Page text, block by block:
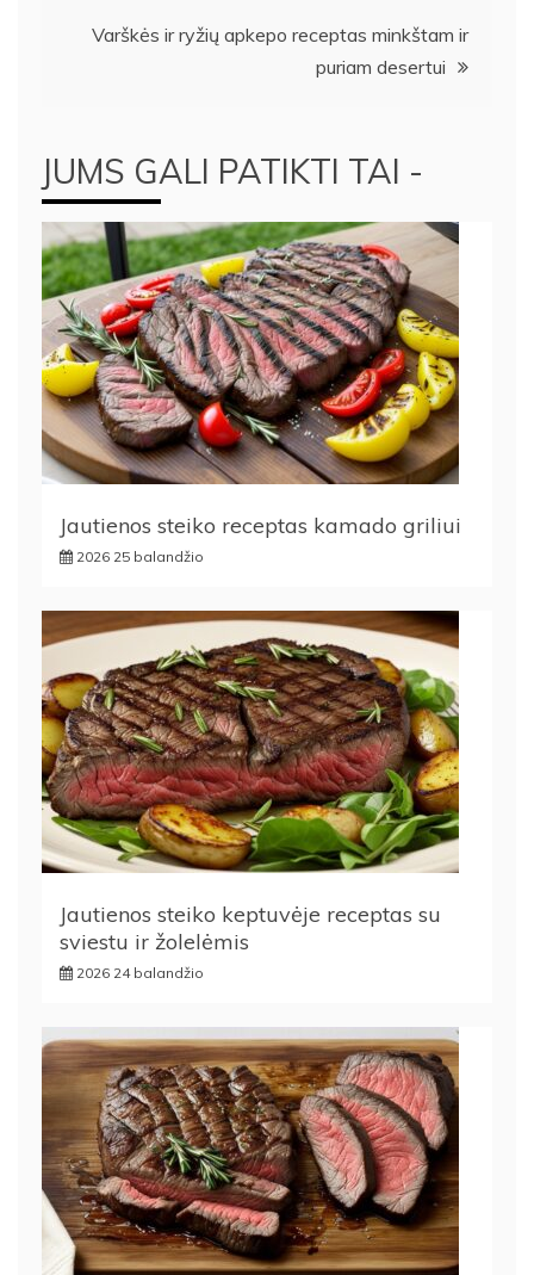
įrašųVarškės ir ryžių apkepo receptas minkštam ir
puriam desertui
JUMS GALI PATIKTI TAI -
Jautienos steiko receptas kamado griliui
2026 25 balandžio
Jautienos steiko keptuvėje receptas su
sviestu ir žolelėmis
2026 24 balandžio